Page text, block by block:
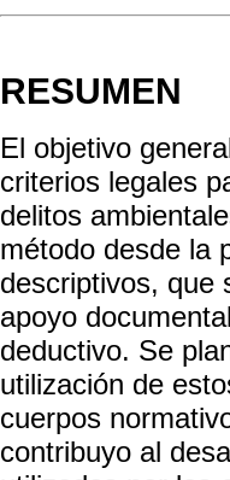
RESUMEN
El objetivo
criterios legales
delitos
método desde la
descriptivos, que
apoyo
deductivo. Se
utilización de
cuerpos
contribuyo al